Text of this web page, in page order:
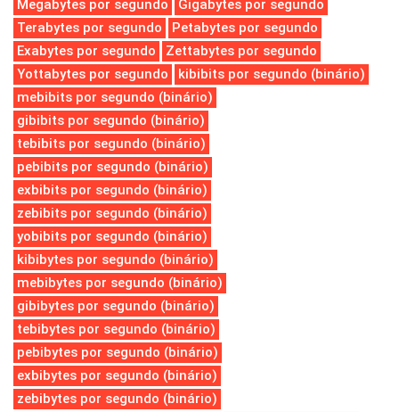
Megabytes por segundo
Gigabytes por segundo
Terabytes por segundo
Petabytes por segundo
Exabytes por segundo
Zettabytes por segundo
Yottabytes por segundo
kibibits por segundo (binário)
mebibits por segundo (binário)
gibibits por segundo (binário)
tebibits por segundo (binário)
pebibits por segundo (binário)
exbibits por segundo (binário)
zebibits por segundo (binário)
yobibits por segundo (binário)
kibibytes por segundo (binário)
mebibytes por segundo (binário)
gibibytes por segundo (binário)
tebibytes por segundo (binário)
pebibytes por segundo (binário)
exbibytes por segundo (binário)
zebibytes por segundo (binário)